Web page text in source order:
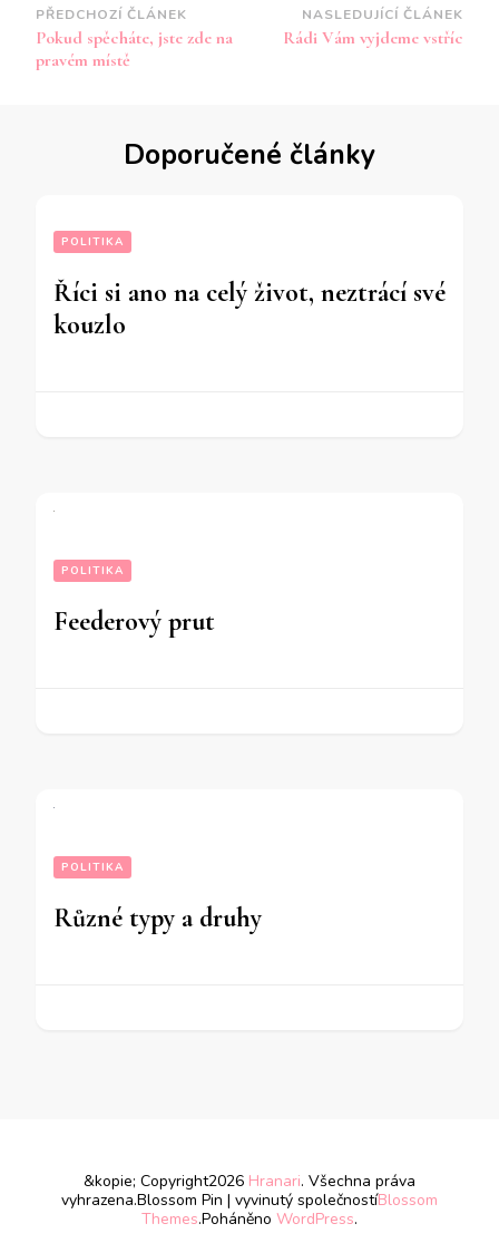
Navigace
příspěvku
PŘEDCHOZÍ ČLÁNEK
Pokud spěcháte, jste zde na
pravém místě
NASLEDUJÍCÍ ČLÁNEK
Rádi Vám vyjdeme vstříc
Doporučené články
POLITIKA
Říci si ano na celý život, neztrácí své
kouzlo
POLITIKA
Feederový prut
POLITIKA
Různé typy a druhy
&kopie; Copyright2026 Hranari. Všechna práva
vyhrazena.Blossom Pin | vyvinutý společnostíBlossom
Themes.Poháněno WordPress.